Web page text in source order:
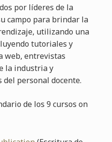
por líderes de la
campo para brindar la
utilizando una
tutoriales y
web, entrevistas
la industria y
personal docente.
de los 9 cursos on